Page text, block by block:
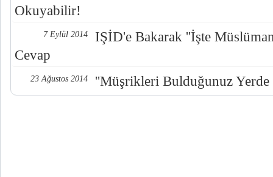
Okuyabilir!
7 Eylül 2014
IŞİD'e Bakarak ''İşte
Cevap
23 Ağustos 2014 ''Müşrikleri Bulduğunuz